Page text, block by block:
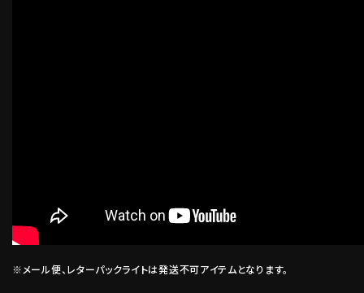
※メール便、レターパックライトは発送不可アイテムとなります。